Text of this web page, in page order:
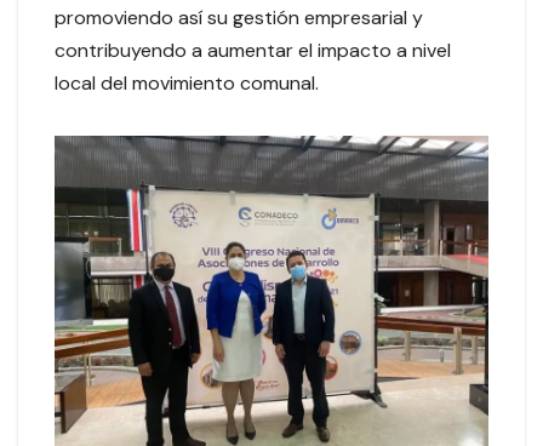
promoviendo así su gestión empresarial y
contribuyendo a aumentar el impacto a nivel
local del movimiento comunal.